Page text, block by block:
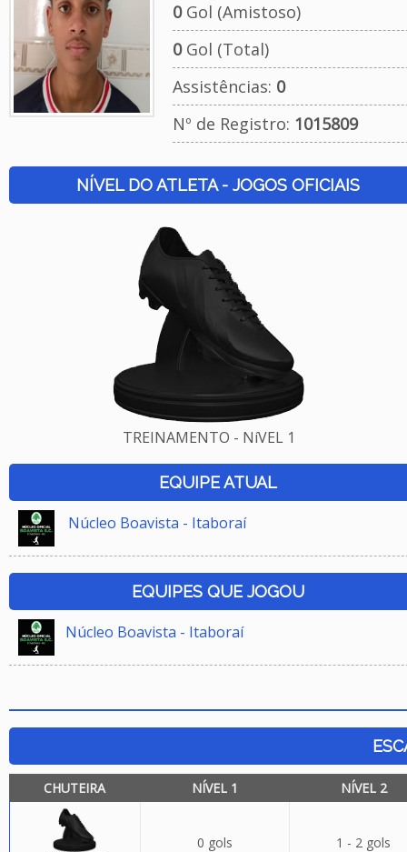
0Gol (Amistoso)
0Gol (Total)
Assistências: 0
Nº de Registro: 1015809
NÍVEL DO ATLETA - JOGOS OFICIAIS
TREINAMENTO - NíVEL 1
EQUIPE ATUAL
Núcleo Boavista - Itaboraí
EQUIPES QUE JOGOU
Núcleo Boavista - Itaboraí
CHUTEIRA NÍVEL 1 NÍVEL 2
0 gols 1 - 2 gols